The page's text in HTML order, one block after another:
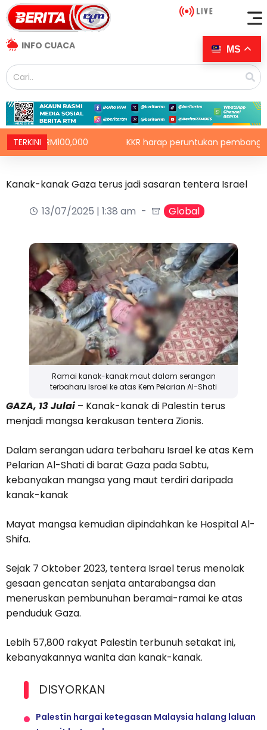
INFO CUACA
TERKINI
RM100,000 KKR harap peruntukan pembangunan
Kanak-kanak Gaza terus jadi sasaran tentera Israel
13/07/2025 | 1:38 am
Global
Ramai kanak-kanak maut dalam serangan
terbaharu Israel ke atas Kem Pelarian Al-Shati
GAZA, 13 Julai– Kanak-kanak di Palestin terus
menjadi mangsa kerakusan tentera Zionis.
Dalam serangan udara terbaharu Israel ke atas Kem
Pelarian Al-Shati di barat Gaza pada Sabtu,
kebanyakan mangsa yang maut terdiri daripada
kanak-kanak
Mayat mangsa kemudian dipindahkan ke Hospital Al-
Shifa.
Sejak 7 Oktober 2023, tentera Israel terus menolak
gesaan gencatan senjata antarabangsa dan
meneruskan pembunuhan beramai-ramai ke atas
penduduk Gaza.
Lebih 57,800 rakyat Palestin terbunuh setakat ini,
kebanyakannya wanita dan kanak-kanak.
DISYORKAN
Palestin hargai ketegasan Malaysia halang laluan
MS